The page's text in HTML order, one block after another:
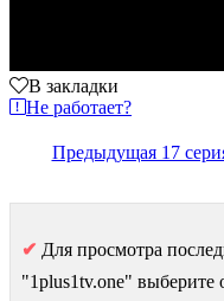
В закладки
Не работает?
Предыдущая 17
✔ Для просмотра
"1plus1tv.one" выберите